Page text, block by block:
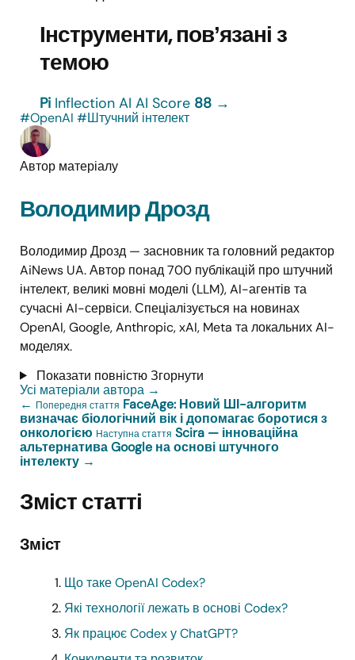
Інструменти, повʼязані з
темою
Pi Inflection AI AI Score 88 →
#OpenAI #Штучний інтелект
Автор матеріалу
Володимир Дрозд
Володимир Дрозд — засновник та головний редактор
AiNews UA. Автор понад 700 публікацій про штучний
інтелект, великі мовні моделі (LLM), AI-агентів та
сучасні AI-сервіси. Спеціалізується на новинах
OpenAI, Google, Anthropic, xAI, Meta та локальних AI-
моделях.
Показати повністюЗгорнути
Усі матеріали автора →
← Попередня стаття FaceAge: Новий ШІ-алгоритм
визначає біологічний вік і допомагає боротися з
онкологією Наступна стаття Scira — інноваційна
альтернатива Google на основі штучного
інтелекту →
Зміст статті
Зміст
Що таке OpenAI Codex?
Які технології лежать в основі Codex?
Як працює Codex у ChatGPT?